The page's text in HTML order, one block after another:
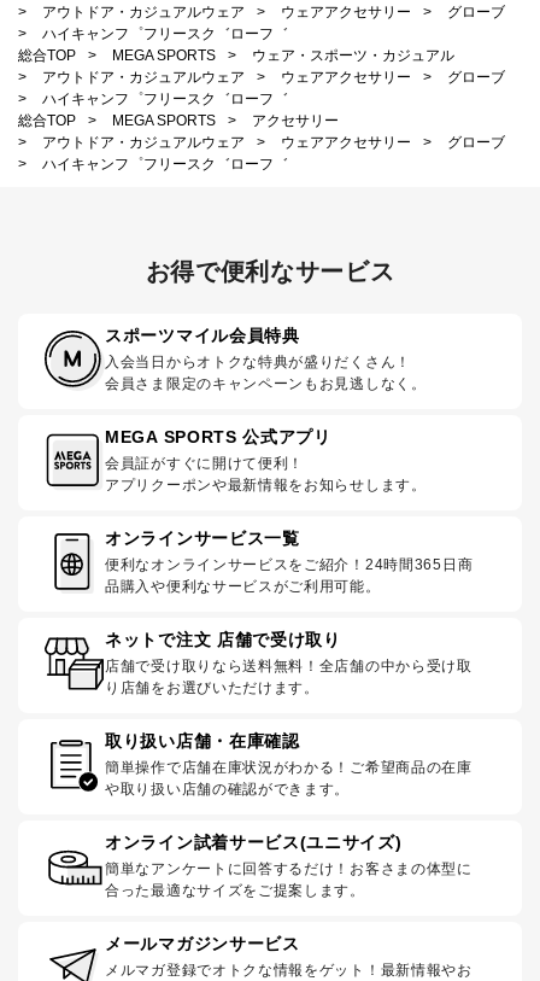
>
アウトドア・カジュアルウェア > ウェアアクセサリー >
グローブ
>
ハイキャンフ゜フリースク゛ローフ゛
総合TOP
> MEGA SPORTS >
ウェア・スポーツ・カジュアル
>
アウトドア・カジュアルウェア > ウェアアクセサリー >
グローブ
>
ハイキャンフ゜フリースク゛ローフ゛
総合TOP
> MEGA SPORTS >
アクセサリー
>
アウトドア・カジュアルウェア > ウェアアクセサリー >
グローブ
>
ハイキャンフ゜フリースク゛ローフ゛
お得で便利なサービス
スポーツマイル会員特典
入会当日からオトクな特典が盛りだくさん！
会員さま限定のキャンペーンもお見逃しなく。
MEGA SPORTS 公式アプリ
会員証がすぐに開けて便利！
アプリクーポンや最新情報をお知らせします。
オンラインサービス一覧
便利なオンラインサービスをご紹介！24時間365日商
品購入や便利なサービスがご利用可能。
ネットで注文 店舗で受け取り
店舗で受け取りなら送料無料！全店舗の中から受け取
り店舗をお選びいただけます。
取り扱い店舗・在庫確認
簡単操作で店舗在庫状況がわかる！ご希望商品の在庫
や取り扱い店舗の確認ができます。
オンライン試着サービス(ユニサイズ)
簡単なアンケートに回答するだけ！お客さまの体型に
合った最適なサイズをご提案します。
メールマガジンサービス
メルマガ登録でオトクな情報をゲット！最新情報やお